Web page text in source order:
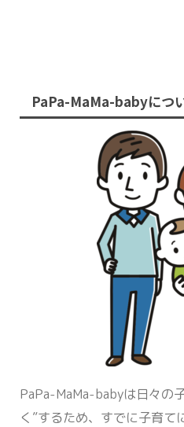
PaPa-MaMa-babyにつ
PaPa-MaMa-babyは日々の
く”するため、すでに子育て